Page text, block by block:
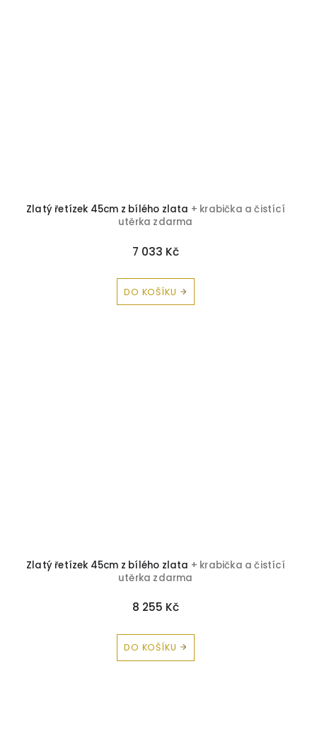
Zlatý řetízek 45cm z bílého zlata + krabička a čistící
utěrka zdarma
7 033 Kč
DO KOŠÍKU
Zlatý řetízek 45cm z bílého zlata + krabička a čistící
utěrka zdarma
8 255 Kč
DO KOŠÍKU